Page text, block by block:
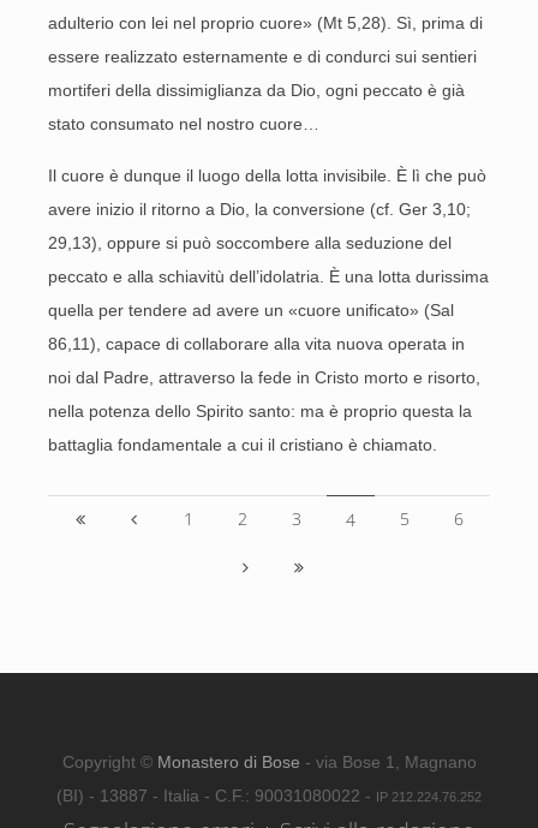
adulterio con lei nel proprio cuore» (Mt 5,28). Sì, prima di
essere realizzato esternamente e di condurci sui sentieri
mortiferi della dissimiglianza da Dio, ogni peccato è già
stato consumato nel nostro cuore…
Il cuore è dunque il luogo della lotta invisibile. È lì che può
avere inizio il ritorno a Dio, la conversione (cf. Ger 3,10;
29,13), oppure si può soccombere alla seduzione del
peccato e alla schiavitù dell’idolatria. È una lotta durissima
quella per tendere ad avere un «cuore unificato» (Sal
86,11), capace di collaborare alla vita nuova operata in
noi dal Padre, attraverso la fede in Cristo morto e risorto,
nella potenza dello Spirito santo: ma è proprio questa la
battaglia fondamentale a cui il cristiano è chiamato.
1 2 3 4 5 6
Copyright © Monastero di Bose - via Bose 1, Magnano
(BI) - 13887 - Italia - C.F.: 90031080022 - IP 212.224.76.252